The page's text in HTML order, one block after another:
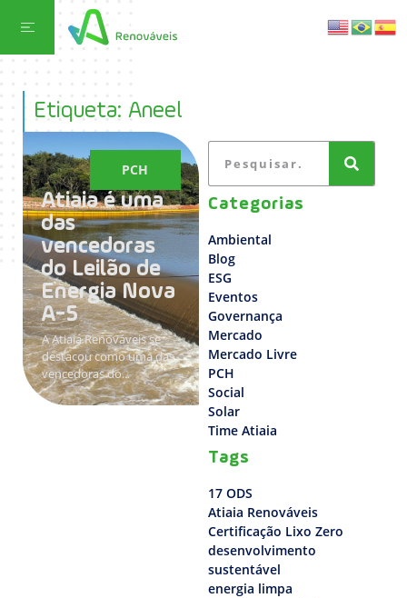
Etiqueta: Aneel
PCH
Atiaia é uma
das
vencedoras
do Leilão de
Energia Nova
A-5
A Atiaia Renováveis se
destacou como uma das
vencedoras do...
Categorias
Ambiental
Blog
ESG
Eventos
Governança
Mercado
Mercado Livre
PCH
Social
Solar
Time Atiaia
Tags
17 ODS
Atiaia Renováveis
Certificação Lixo Zero
desenvolvimento
sustentável
energia limpa